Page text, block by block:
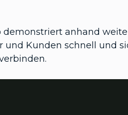
demonstriert anhand
und Kunden schnell und